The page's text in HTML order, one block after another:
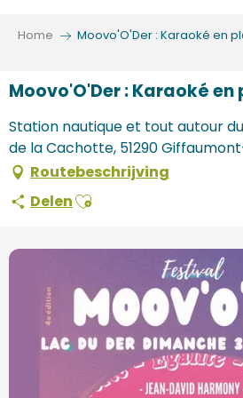
Home Moovo'O'Der : Karaoké en
Moovo'O'Der : Karaoké en
Station nautique et tout autour
de la Cachotte, 51290
Routebeschrijving
DelenAjouter aux favoris